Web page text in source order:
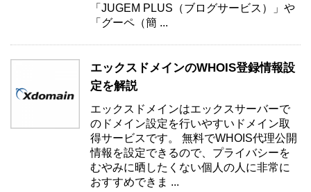
「JUGEM PLUS（ブログサービス）」や
「グーペ（簡 ...
エックスドメインのWHOIS登録情報設
定を解説
エックスドメインはエックスサーバーで
のドメイン設定を行いやすいドメイン取
得サービスです。 無料でWHOIS代理公開
情報を設定できるので、プライバシーを
むやみに晒したくない個人の人に非常に
おすすめできま ...